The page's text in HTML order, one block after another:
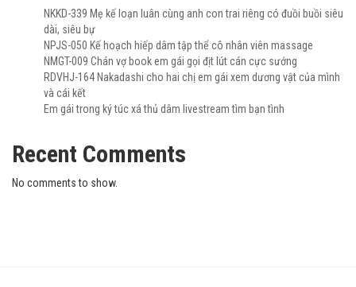
NKKD-339 Mẹ kế loạn luân cùng anh con trai riêng có đuồi buồi siêu
dài, siêu bự
NPJS-050 Kế hoạch hiếp dâm tập thể cô nhân viên massage
NMGT-009 Chán vợ book em gái gọi địt lút cán cực sướng
RDVHJ-164 Nakadashi cho hai chị em gái xem dương vật của mình
và cái kết
Em gái trong ký túc xá thủ dâm livestream tìm bạn tình
Recent Comments
No comments to show.